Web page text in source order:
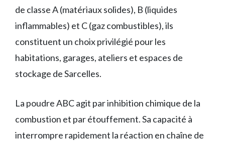
de classe A (matériaux solides), B (liquides
inflammables) et C (gaz combustibles), ils
constituent un choix privilégié pour les
habitations, garages, ateliers et espaces de
stockage de Sarcelles.
La poudre ABC agit par inhibition chimique de la
combustion et par étouffement. Sa capacité à
interrompre rapidement la réaction en chaîne de